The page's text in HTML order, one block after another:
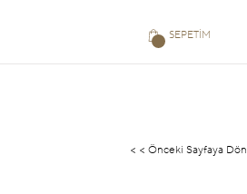
SEPETIM
< < Önceki Sayfaya Dön